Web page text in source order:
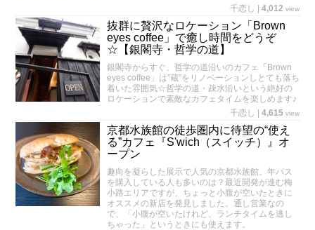
千恋し
4,012 view
抜群に贅沢なロケーション「Brown
eyes coffee」で癒し時間をどうぞ
☆【銀閣寺・哲学の道】
銀閣寺からすぐ、哲学の道沿いのカフェ「Brown
eyes coffee」は”蔵”をリノベーションしとても落ち
着いた雰囲気☆哲学の道・疎水沿いという絶好の
ロケーションで素敵なカフェタイムを楽しめます♪
千恋し
4,615 view
京都水族館の徒歩圏内に待望の“使え
る”カフェ『S'wich（スイッチ）』オ
ープン
趣向を凝らした展示で人気の京都水族館。年パス
を購入している人も多いのは？最近開発が進む梅
小路エリアですが、ちょっと小腹が空いたときに
オススメの新店を発見しました。通し営業なの
で、「小腹が空いたけれど、ランチタイムを逃し
ちゃった」というときにも使えます。